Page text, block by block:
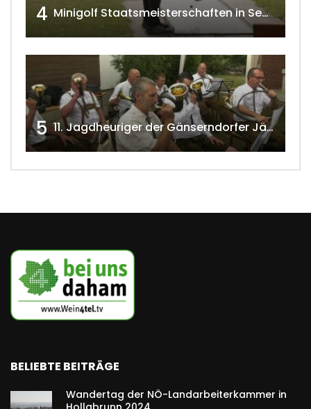
4 Minigolf Staatsmeisterschaften in Seefeld-Kadolz w4tv174
5 11. Jagdheuriger der Gänserndorfer Jäger 2020 w4tv166
BELIEBTE BEITRÄGE
Wandertag der NÖ-Landarbeiterkammer in